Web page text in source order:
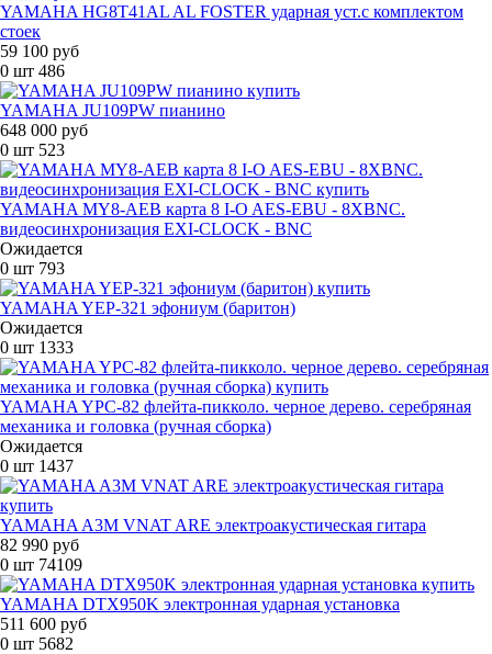
YAMAHA HG8T41AL AL FOSTER ударная уст.с комплектом
стоек
59 100 руб
0 шт 486
YAMAHA JU109PW пианино
648 000 руб
0 шт 523
YAMAHA MY8-AEB карта 8 I-O AES-EBU - 8XBNC.
видеосинхронизация EXI-CLOCK - BNC
Ожидается
0 шт 793
YAMAHA YEP-321 эфониум (баритон)
Ожидается
0 шт 1333
YAMAHA YPC-82 флейта-пикколо. черное дерево. серебряная
механика и головка (ручная сборка)
Ожидается
0 шт 1437
YAMAHA A3M VNAT ARE электроакустическая гитара
82 990 руб
0 шт 74109
YAMAHA DTX950K электронная ударная установка
511 600 руб
0 шт 5682